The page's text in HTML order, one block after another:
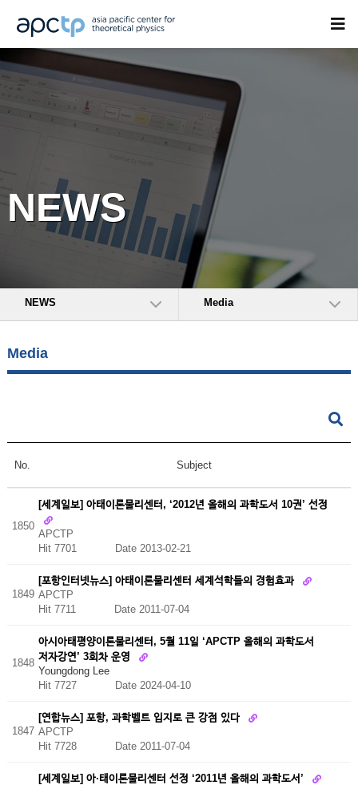
NEWS
NEWS Media
Media
No. Subject
1850
[세계일보] 아태이론물리센터, ‘2012년 올해의 과학도서 10권’ 선정
APCTP
Hit 7701 Date 2013-02-21
1849
[포항인터넷뉴스] 아태이론물리센터 세계석학들의 경험효과
APCTP
Hit 7711
Date 2011-07-04
1848
아시아태평양이론물리센터, 5월 11일 ‘APCTP 올해의 과학도서
저자강연’ 3회차 운영
Youngdong Lee
Hit 7727 Date 2024-04-10
1847
[연합뉴스] 포항, 과학벨트 입지로 큰 강점 있다
APCTP
Hit 7728
Date 2011-07-04
[세계일보] 아·태이론물리센터 선정 ‘2011년 올해의 과학도서’